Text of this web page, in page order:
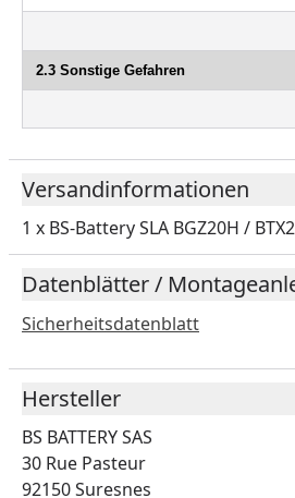
2.3 Sonstige Gefahren
Versandinformationen
1 x BS-Battery SLA BGZ20H /
Datenblätter /
Sicherheitsdatenblatt
Hersteller
BS BATTERY SAS
30 Rue Pasteur
92150 Suresnes